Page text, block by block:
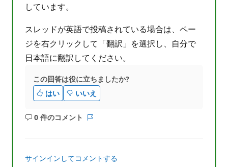
しています。
スレッドが英語で投稿されている場合は、ペー
ジを右クリックして「翻訳」を選択し、自分で
日本語に翻訳してください。
この回答は役に立ちましたか?
はい
いいえ
0 件のコメント
コ
ト
ト
サインインしてコメントする